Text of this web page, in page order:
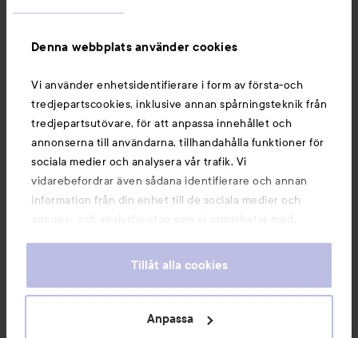
Denna webbplats använder cookies
Vi använder enhetsidentifierare i form av första-och
tredjepartscookies, inklusive annan spårningsteknik från
tredjepartsutövare, för att anpassa innehållet och
annonserna till användarna, tillhandahålla funktioner för
sociala medier och analysera vår trafik. Vi
vidarebefordrar även sådana identifierare och annan
information från din enhet till de sociala medier och
annons- och analysföretag som vi samarbetar med.
information som du har tillhandahållit eller som de har
våra cookies vid fortsatt användande av vår webbplats.
För information om hur du kan ändra inställningarna för
Tillåt alla cookies
Anpassa
Du kanske också gillar